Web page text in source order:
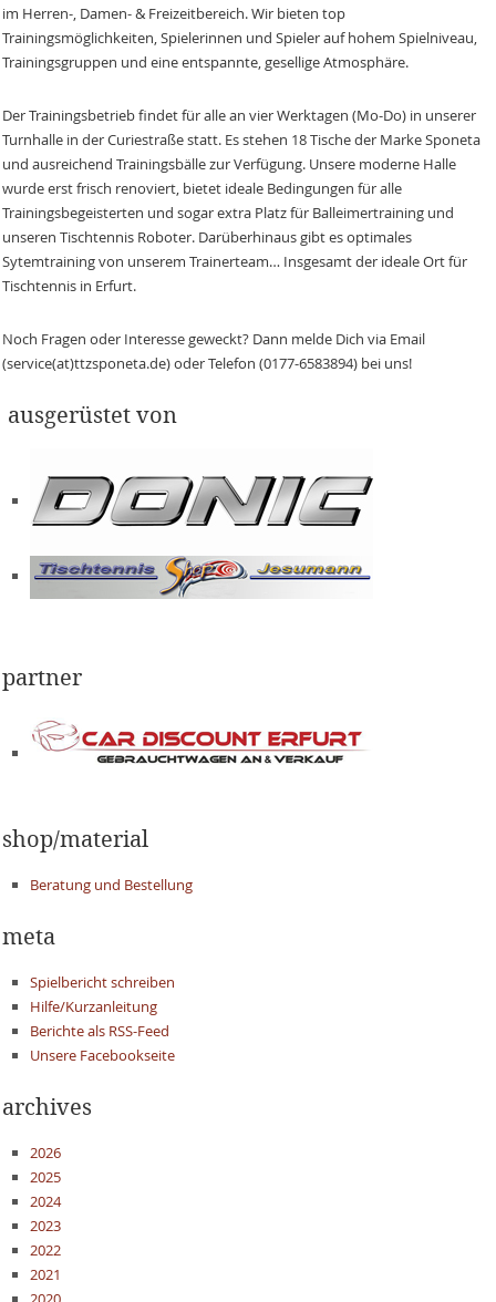
im Herren-, Damen- & Freizeitbereich. Wir bieten top
Trainingsmöglichkeiten, Spielerinnen und Spieler auf hohem Spielniveau,
Trainingsgruppen und eine entspannte, gesellige Atmosphäre.
Der Trainingsbetrieb findet für alle an vier Werktagen (Mo-Do) in unserer
Turnhalle in der Curiestraße statt. Es stehen 18 Tische der Marke Sponeta
und ausreichend Trainingsbälle zur Verfügung. Unsere moderne Halle
wurde erst frisch renoviert, bietet ideale Bedingungen für alle
Trainingsbegeisterten und sogar extra Platz für Balleimertraining und
unseren Tischtennis Roboter. Darüberhinaus gibt es optimales
Sytemtraining von unserem Trainerteam… Insgesamt der ideale Ort für
Tischtennis in Erfurt.
Noch Fragen oder Interesse geweckt? Dann melde Dich via Email
(service(at)ttzsponeta.de) oder Telefon (0177-6583894) bei uns!
ausgerüstet von
partner
shop/material
Beratung und Bestellung
meta
Spielbericht schreiben
Hilfe/Kurzanleitung
Berichte als RSS-Feed
Unsere Facebookseite
archives
2026
2025
2024
2023
2022
2021